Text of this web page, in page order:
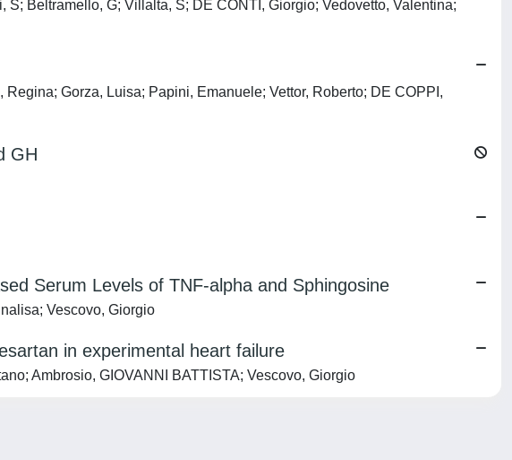
Beltramello, G; Villalta, S; DE CONTI, Giorgio; Vedovetto, Valentina;
Gorza, Luisa; Papini, Emanuele; Vettor, Roberto; DE COPPI,
GH
Serum Levels of TNF-alpha and Sphingosine
Vescovo, Giorgio
in experimental heart failure
Ambrosio, GIOVANNI BATTISTA; Vescovo, Giorgio